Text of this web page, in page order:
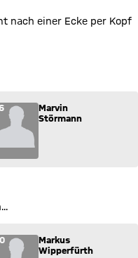
nach einer Ecke per Kopf
für Marvin Störmann
Marvin
Störmann
für Markus
Markus
Wipperfürth